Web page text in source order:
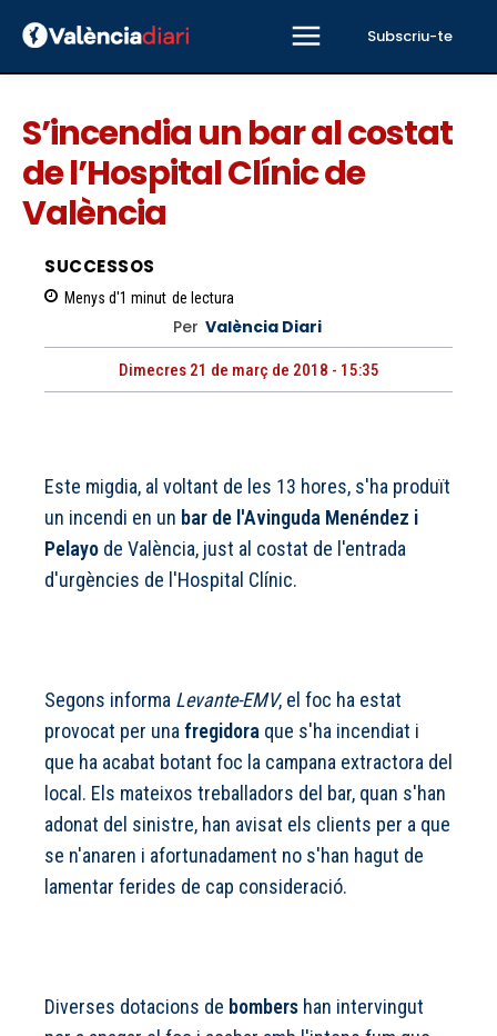
Subscriu-te
S’incendia un bar al costat
de l’Hospital Clínic de
València
SUCCESSOS
Menys d'1 minut de lectura
Per València Diari
Dimecres 21 de març de 2018 - 15:35
Este migdia, al voltant de les 13 hores, s'ha produït
un incendi en un bar de l'Avinguda Menéndez i
Pelayo de València, just al costat de l'entrada
d'urgències de l'Hospital Clínic.
Segons informa Levante-EMV, el foc ha estat
provocat per una fregidora que s'ha incendiat i
que ha acabat botant foc la campana extractora del
local. Els mateixos treballadors del bar, quan s'han
adonat del sinistre, han avisat els clients per a que
se n'anaren i afortunadament no s'han hagut de
lamentar ferides de cap consideració.
Diverses dotacions de bombers han intervingut